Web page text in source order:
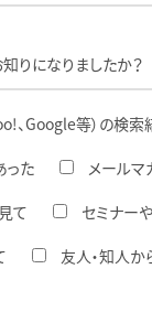
りになりましたか？
、Google等）の検索
った
メールマ
て
セミナー
友人・知人か